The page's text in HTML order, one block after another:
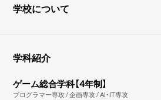
学校について
学科紹介
ゲーム総合学科【4年制】
プログラマー専攻 / 企画専攻 / AI・IT専攻